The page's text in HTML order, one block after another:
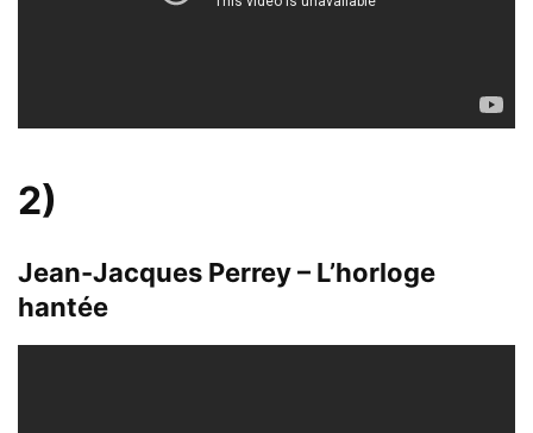
2)
Jean-Jacques Perrey – L’horloge
hantée